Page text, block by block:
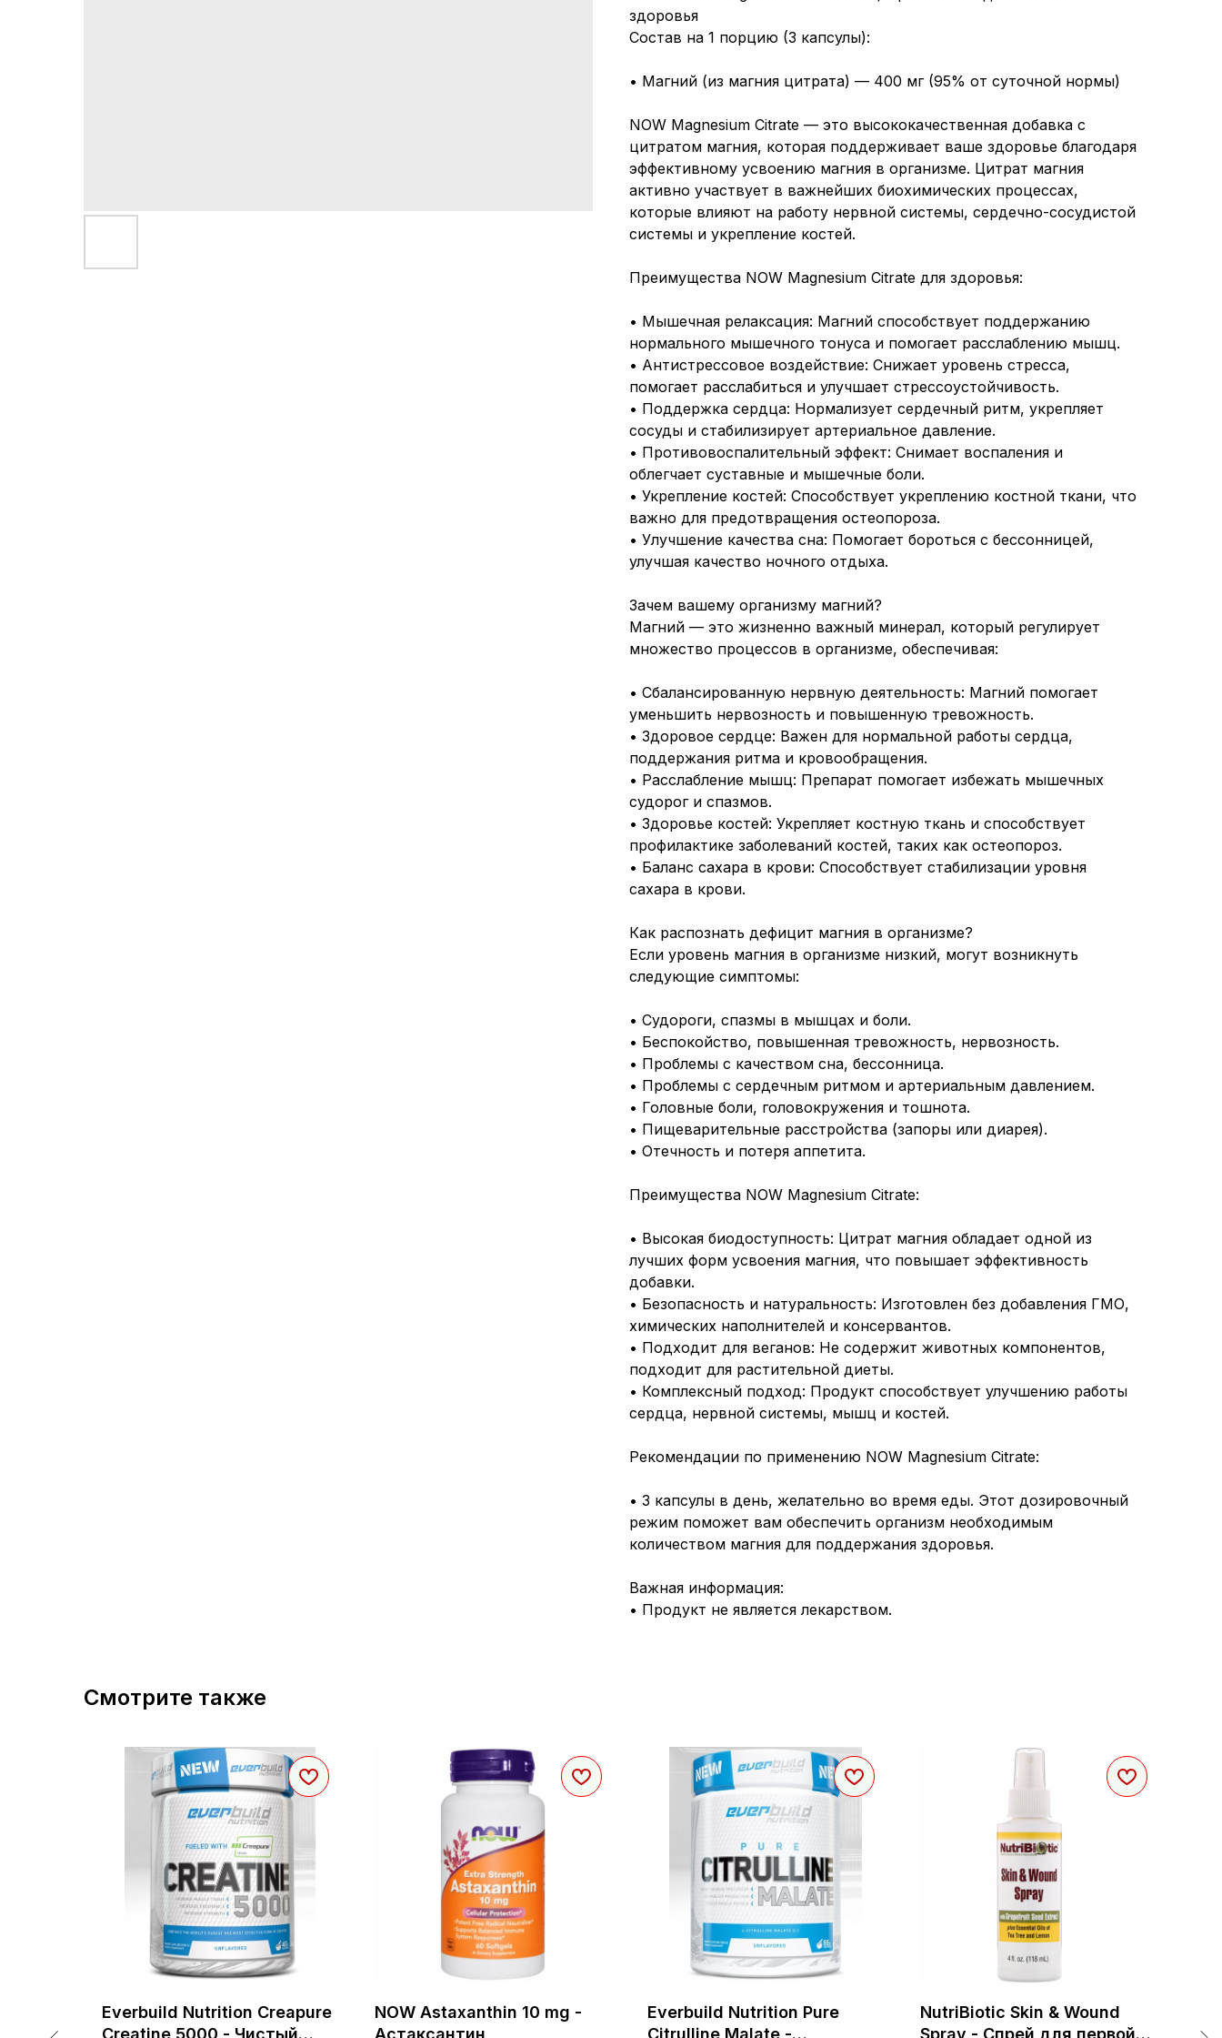
здоровья
Состав на 1 порцию (3 капсулы):
• Магний (из магния цитрата) — 400 мг (95% от суточной нормы)
NOW Magnesium Citrate — это высококачественная добавка с
цитратом магния, которая поддерживает ваше здоровье благодаря
эффективному усвоению магния в организме. Цитрат магния
активно участвует в важнейших биохимических процессах,
которые влияют на работу нервной системы, сердечно-сосудистой
системы и укрепление костей.
Преимущества NOW Magnesium Citrate для здоровья:
• Мышечная релаксация: Магний способствует поддержанию
нормального мышечного тонуса и помогает расслаблению мышц.
• Антистрессовое воздействие: Снижает уровень стресса,
помогает расслабиться и улучшает стрессоустойчивость.
• Поддержка сердца: Нормализует сердечный ритм, укрепляет
сосуды и стабилизирует артериальное давление.
• Противовоспалительный эффект: Снимает воспаления и
облегчает суставные и мышечные боли.
• Укрепление костей: Способствует укреплению костной ткани, что
важно для предотвращения остеопороза.
• Улучшение качества сна: Помогает бороться с бессонницей,
улучшая качество ночного отдыха.
Зачем вашему организму магний?
Магний — это жизненно важный минерал, который регулирует
множество процессов в организме, обеспечивая:
• Сбалансированную нервную деятельность: Магний помогает
уменьшить нервозность и повышенную тревожность.
• Здоровое сердце: Важен для нормальной работы сердца,
поддержания ритма и кровообращения.
• Расслабление мышц: Препарат помогает избежать мышечных
судорог и спазмов.
• Здоровье костей: Укрепляет костную ткань и способствует
профилактике заболеваний костей, таких как остеопороз.
• Баланс сахара в крови: Способствует стабилизации уровня
сахара в крови.
Как распознать дефицит магния в организме?
Если уровень магния в организме низкий, могут возникнуть
следующие симптомы:
• Судороги, спазмы в мышцах и боли.
• Беспокойство, повышенная тревожность, нервозность.
• Проблемы с качеством сна, бессонница.
• Проблемы с сердечным ритмом и артериальным давлением.
• Головные боли, головокружения и тошнота.
• Пищеварительные расстройства (запоры или диарея).
• Отечность и потеря аппетита.
Преимущества NOW Magnesium Citrate:
• Высокая биодоступность: Цитрат магния обладает одной из
лучших форм усвоения магния, что повышает эффективность
добавки.
• Безопасность и натуральность: Изготовлен без добавления ГМО,
химических наполнителей и консервантов.
• Подходит для веганов: Не содержит животных компонентов,
подходит для растительной диеты.
• Комплексный подход: Продукт способствует улучшению работы
сердца, нервной системы, мышц и костей.
Рекомендации по применению NOW Magnesium Citrate:
• 3 капсулы в день, желательно во время еды. Этот дозировочный
режим поможет вам обеспечить организм необходимым
количеством магния для поддержания здоровья.
Важная информация:
• Продукт не является лекарством.
Смотрите также
Everbuild Nutrition Creapure
Creatine 5000 - Чистый
NOW Astaxanthin 10 mg -
Астаксантин
Everbuild Nutrition Pure
Citrulline Malate -
NutriBiotic Skin & Wound
Spray - Спрей для первой